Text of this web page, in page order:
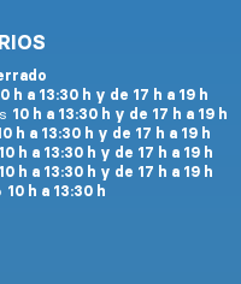
h a 13:30 h y de 17 h a 19 h
10 h a 13:30 h y de 17 h a 19 h
h a 13:30 h y de 17 h a 19 h
10 h a 13:30 h y de 17 h a 19 h
10 h a 13:30 h y de 17 h a 19 h
10 h a 13:30 h